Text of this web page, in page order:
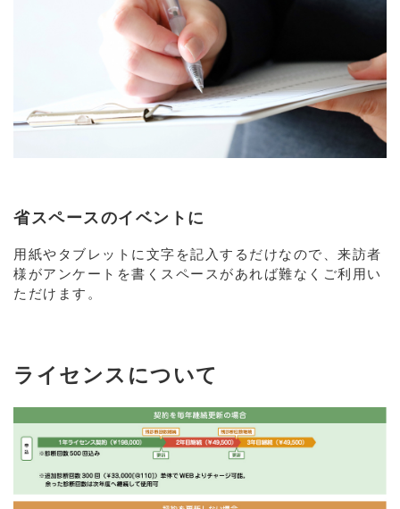
省スペースのイベントに
用紙やタブレットに文字を記入するだけなので、来訪者
様がアンケートを書くスペースがあれば難なくご利用い
ただけます。
ライセンスについて